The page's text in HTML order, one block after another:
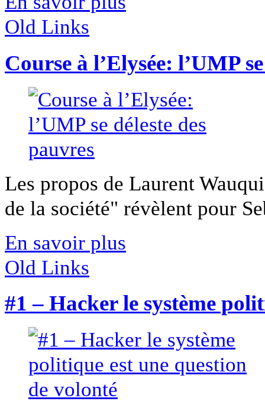
Old Links
Course à l’Elysée: l’UMP
Les propos de Laurent
de la société" révèlent pour
En savoir plus
Old Links
#1 – Hacker le système